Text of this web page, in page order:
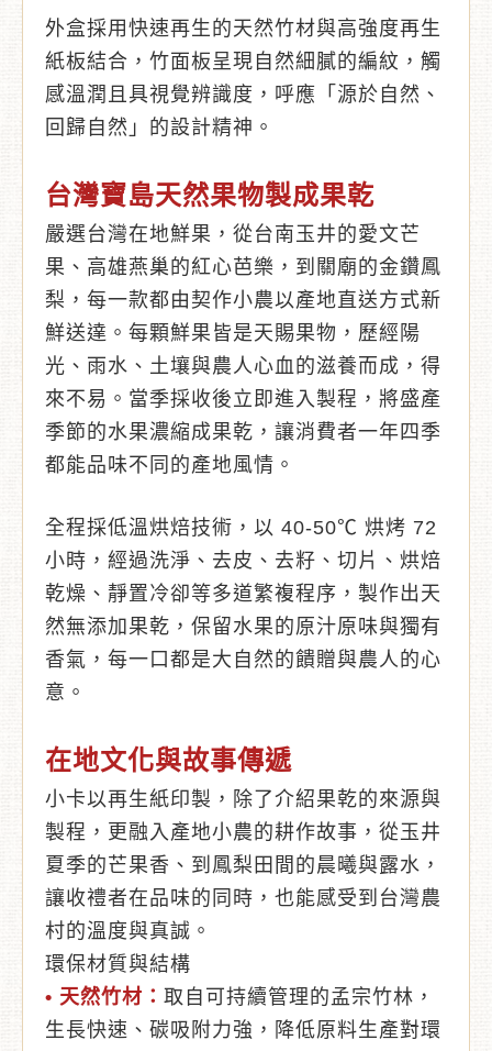
外盒採用快速再生的天然竹材與高強度再生
紙板結合，竹面板呈現自然細膩的編紋，觸
感溫潤且具視覺辨識度，呼應「源於自然、
回歸自然」的設計精神。
台灣寶島天然果物製成果乾
嚴選台灣在地鮮果，從台南玉井的愛文芒
果、高雄燕巢的紅心芭樂，到關廟的金鑽鳳
梨，每一款都由契作小農以產地直送方式新
鮮送達。每顆鮮果皆是天賜果物，歷經陽
光、雨水、土壤與農人心血的滋養而成，得
來不易。當季採收後立即進入製程，將盛產
季節的水果濃縮成果乾，讓消費者一年四季
都能品味不同的產地風情。
全程採低溫烘焙技術，以 40-50℃ 烘烤 72
小時，經過洗淨、去皮、去籽、切片、烘焙
乾燥、靜置冷卻等多道繁複程序，製作出天
然無添加果乾，保留水果的原汁原味與獨有
香氣，每一口都是大自然的饋贈與農人的心
意。
在地文化與故事傳遞
小卡以再生紙印製，除了介紹果乾的來源與
製程，更融入產地小農的耕作故事，從玉井
夏季的芒果香、到鳳梨田間的晨曦與露水，
讓收禮者在品味的同時，也能感受到台灣農
村的溫度與真誠。
環保材質與結構
• 天然竹材： 取自可持續管理的孟宗竹林，
生長快速、碳吸附力強，降低原料生產對環